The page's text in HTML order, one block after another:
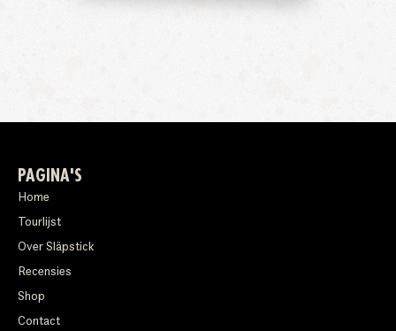
PAGINA'S
Home
Tourlijst
Over Släpstick
Recensies
Shop
Contact